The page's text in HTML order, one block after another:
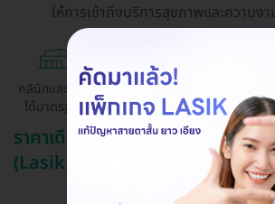
ให้การเข้าถึงบริการสุขภาพและความง
คลินิกและ รพ.
ได้มาตรฐาน
ถูกกว่าจองตรง
ด้วยตัวเอง
ราคาเดือน สิงหาคม ปี 2569
(Lasik)